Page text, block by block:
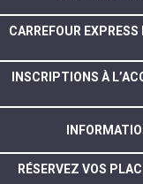
CARREFOUR
INSCRIPTIONS À
RÉSERVEZ VOS